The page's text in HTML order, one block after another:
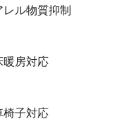
レル物質抑制
暖房対応
椅子対応